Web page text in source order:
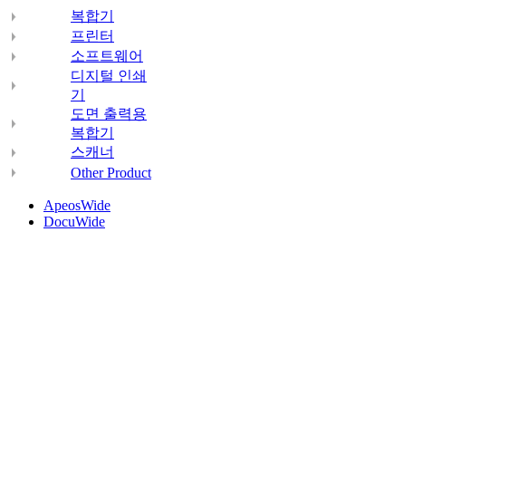
복합기
프린터
소프트웨어
디지털 인쇄
기
도면 출력용
복합기
스캐너
Other Product
ApeosWide
DocuWide